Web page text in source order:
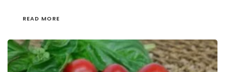
READ MORE